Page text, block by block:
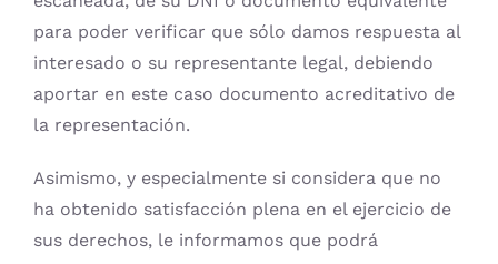
para poder verificar que sólo damos respuesta al
interesado o su representante legal, debiendo
aportar en este caso documento acreditativo de
la representación.
Asimismo, y especialmente si considera que no
ha obtenido satisfacción plena en el ejercicio de
sus derechos, le informamos que podrá